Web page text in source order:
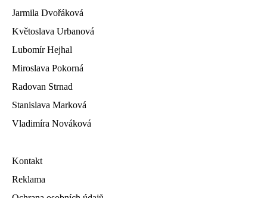
Jarmila Dvořáková
Květoslava Urbanová
Lubomír Hejhal
Miroslava Pokorná
Radovan Strnad
Stanislava Marková
Vladimíra Nováková
Kontakt
Reklama